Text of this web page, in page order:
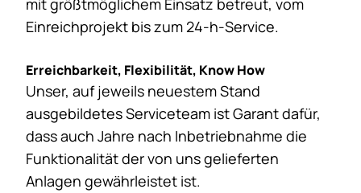
mit größtmöglichem Einsatz betreut, vom
Einreichprojekt bis zum 24-h-Service.
Erreichbarkeit, Flexibilität, Know How
Unser, auf jeweils neuestem Stand
ausgebildetes Serviceteam ist Garant dafür,
dass auch Jahre nach Inbetriebnahme die
Funktionalität der von uns gelieferten
Anlagen gewährleistet ist.